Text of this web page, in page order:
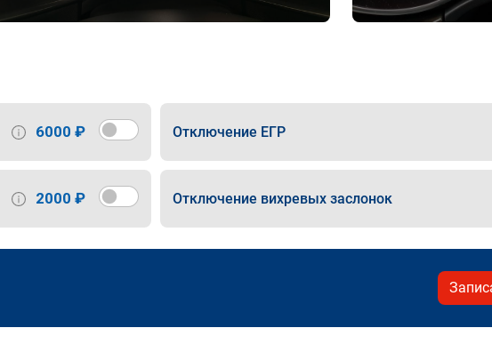
6000 ₽ Отключение ЕГР
2000 ₽ Отключение вихревых заслонок